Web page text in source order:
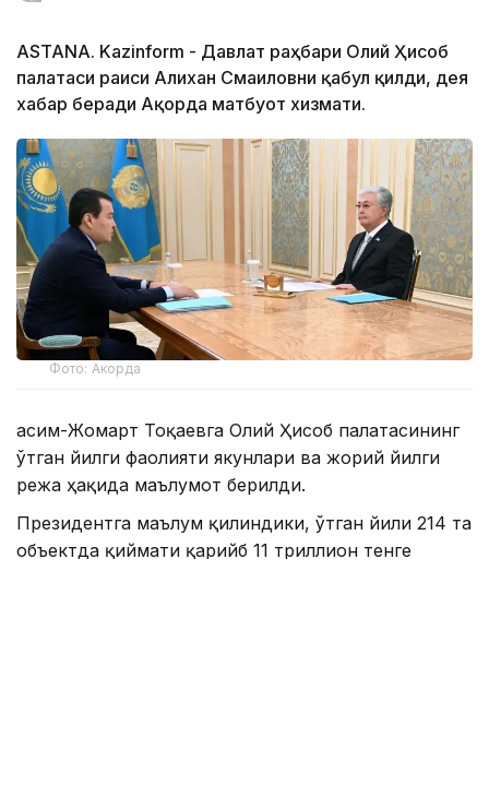
ASTANA. Kazinform - Давлат раҳбари Олий Ҳисоб
палатаси раиси Алихан Смаиловни қабул қилди, дея
хабар беради Ақорда матбуот хизмати.
Фото: Акорда
Қасим-Жомарт Тоқаевга Олий Ҳисоб палатасининг
ўтган йилги фаолияти якунлари ва жорий йилги
режа ҳақида маълумот берилди.
Президентга маълум қилиндики, ўтган йили 214 та
объектда қиймати қарийб 11 триллион тенге